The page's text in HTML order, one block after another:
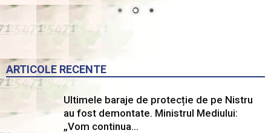
ARTICOLE RECENTE
Ultimele baraje de protecție de pe Nistru
au fost demontate. Ministrul Mediului:
„Vom continua...